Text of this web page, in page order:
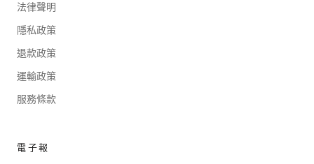
法律聲明
隱私政策
退款政策
運輸政策
服務條款
電子報